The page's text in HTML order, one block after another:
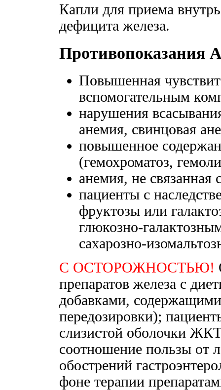
Капли для приема
дефицита железа.
Противопоказания
Повышенная
вспомогательным
нарушения
анемия, свинцовая
повышенное
(гемохроматоз,
анемия, не связанная
пациенты с
фруктозы или
глюкозно-
сахарозно-
С ОСТОРОЖНОСТЬЮ!
препаратов железа с
добавками,
передозировки);
слизистой оболочки
соотношение пользы от
обострений
фоне терапии